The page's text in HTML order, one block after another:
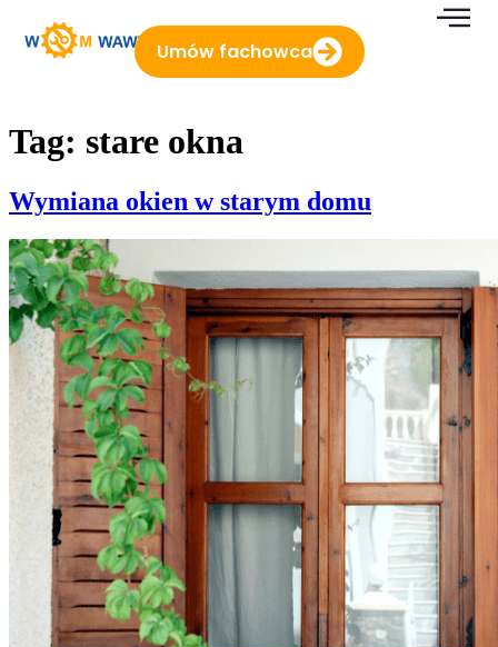
treści
Umów fachowca
Tag: stare okna
Wymiana okien w starym domu